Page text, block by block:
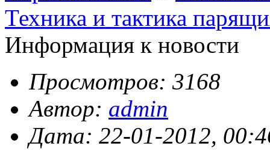
Техника и тактика
Информация к новости
Просмотров: 3168
Автор: admin
Дата: 22-01-2012,